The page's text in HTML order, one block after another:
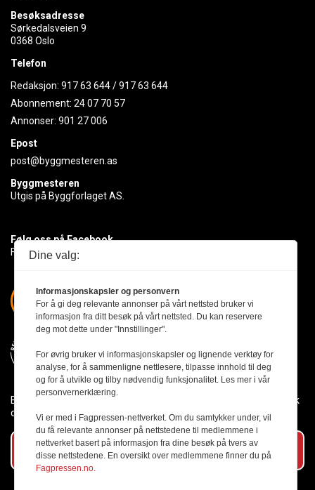
Besøksadresse
Sørkedalsveien 9
0368 Oslo
Telefon
Redaksjon: 917 63 644/917 63 644
Abonnement: 24 07 70 57
Annonser: 901 27 006
Epost
post@byggmesteren.as
Byggmesteren
Utgis på Byggforlaget AS.
Følg oss på Facebook
Få med deg det siste innen byggebransjen
Byggmesteren følger Vær Varsom-plakaten og presseetikken slik
den er nedfelt i Redaktørplakaten.
Abonner på vårt nyhetsbrev
Dine valg:
Informasjonskapsler og personvern
For å gi deg relevante annonser på vårt nettsted bruker vi
informasjon fra ditt besøk på vårt nettsted. Du kan reservere
deg mot dette under "Innstillinger".
For øvrig bruker vi informasjonskapsler og lignende verktøy for
analyse, for å sammenligne nettlesere, tilpasse innhold til deg
og for å utvikle og tilby nødvendig funksjonalitet. Les mer i vår
personvernerklæring.
Vi er med i Fagpressen-nettverket. Om du samtykker under, vil
du få relevante annonser på nettstedene til medlemmene i
nettverket basert på informasjon fra dine besøk på tvers av
disse nettstedene. En oversikt over medlemmene finner du på
Fagpressen.no.